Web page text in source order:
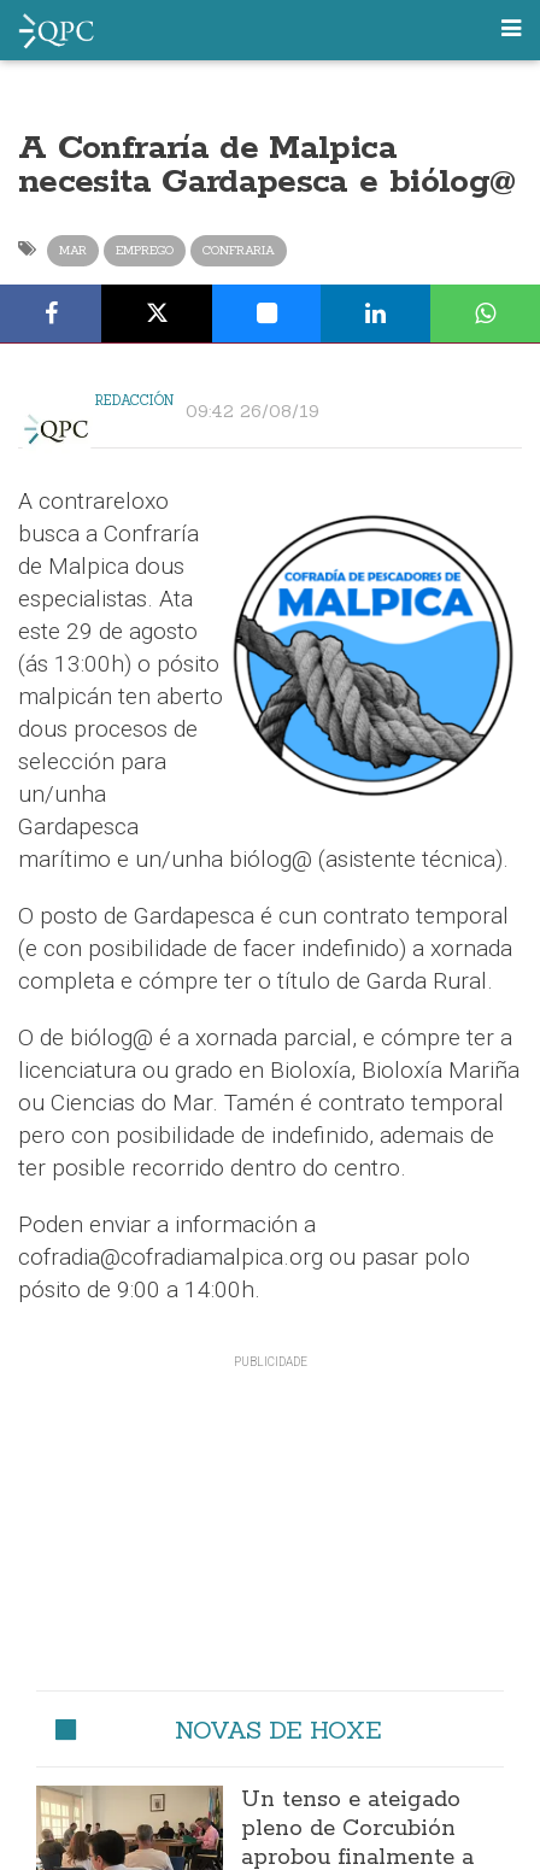
A Confraría de Malpica
necesita Gardapesca e biólog@
MAR EMPREGO CONFRARIA
REDACCIÓN 09:42 26/08/19
A contrareloxo
busca a Confraría
de Malpica dous
especialistas. Ata
este 29 de agosto
(ás 13:00h) o pósito
malpicán ten aberto
dous procesos de
selección para
un/unha
Gardapesca
marítimo e un/unha biólog@ (asistente técnica).
O posto de Gardapesca é cun contrato temporal
(e con posibilidade de facer indefinido) a xornada
completa e cómpre ter o título de Garda Rural.
O de biólog@ é a xornada parcial, e cómpre ter a
licenciatura ou grado en Bioloxía, Bioloxía Mariña
ou Ciencias do Mar. Tamén é contrato temporal
pero con posibilidade de indefinido, ademais de
ter posible recorrido dentro do centro.
Poden enviar a información a
cofradia@cofradiamalpica.org ou pasar polo
pósito de 9:00 a 14:00h.
NOVAS DE HOXE
Un tenso e ateigado
pleno de Corcubión
aprobou finalmente a